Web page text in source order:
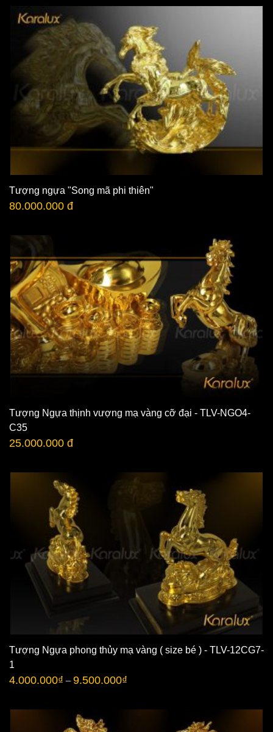
Tượng ngựa "Song mã phi thiên"
80.000.000 đ
Tượng Ngựa thịnh vượng mạ vàng cỡ đại - TLV-NGO4-
C35
25.000.000 đ
Tượng Ngựa phong thủy mạ vàng ( size bé ) - TLV-12CG7-
1
4.000.000₫ –9.500.000₫